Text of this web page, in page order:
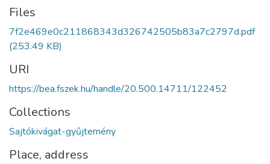
Files
7f2e469e0c211868343d326742505b83a7c2797d.pdf
(253.49 KB)
URI
https://bea.fszek.hu/handle/20.500.14711/122452
Collections
Sajtókivágat-gyűjtemény
Place, address